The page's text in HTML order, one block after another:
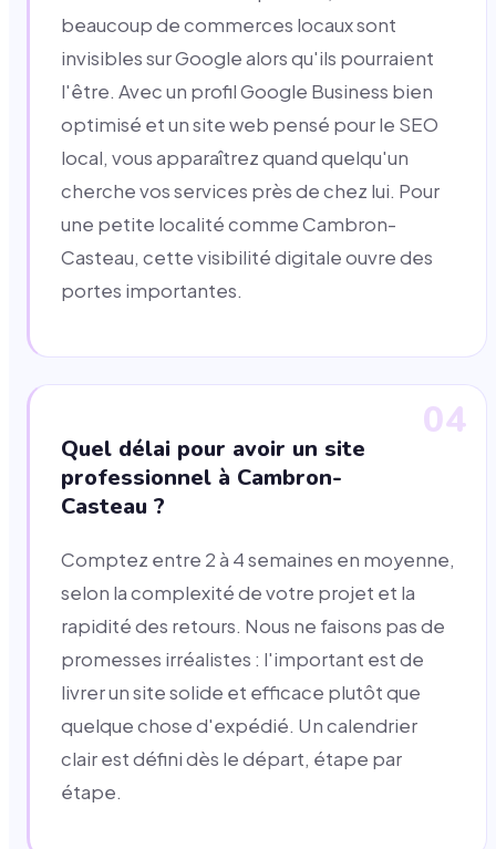
beaucoup de commerces locaux sont
invisibles sur Google alors qu'ils pourraient
l'être. Avec un profil Google Business bien
optimisé et un site web pensé pour le SEO
local, vous apparaîtrez quand quelqu'un
cherche vos services près de chez lui. Pour
une petite localité comme Cambron-
Casteau, cette visibilité digitale ouvre des
portes importantes.
04
Quel délai pour avoir un site
professionnel à Cambron-
Casteau ?
Comptez entre 2 à 4 semaines en moyenne,
selon la complexité de votre projet et la
rapidité des retours. Nous ne faisons pas de
promesses irréalistes : l'important est de
livrer un site solide et efficace plutôt que
quelque chose d'expédié. Un calendrier
clair est défini dès le départ, étape par
étape.